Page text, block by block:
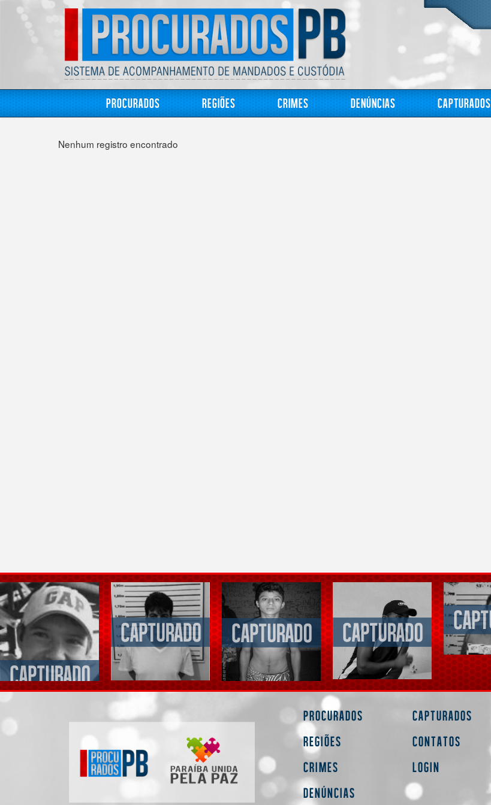
Procurados Regiões Crimes Denúncias Capturados
Nenhum registro encontrado
Procurados
Regiões
Crimes
Denúncias
Capturados
Contatos
Login